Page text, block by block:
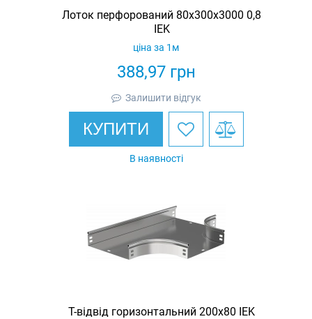
Лоток перфорований 80х300х3000 0,8
IEK
388,97грн
ціна за 1м
Залишити відгук
КУПИТИ
В наявності
Т-відвід горизонтальний 200х80 IEK